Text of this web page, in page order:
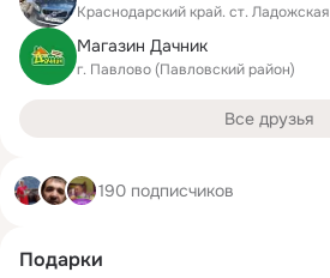
Краснодарский край. ст. Ладожская
Магазин Дачник
г. Павлово (Павловский район)
Все друзья
190 подписчиков
Подарки